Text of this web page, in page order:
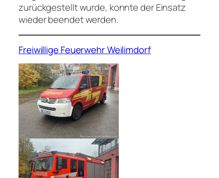
zurückgestellt wurde, konnte der Einsatz
wieder beendet werden.
Freiwillige Feuerwehr Weilimdorf